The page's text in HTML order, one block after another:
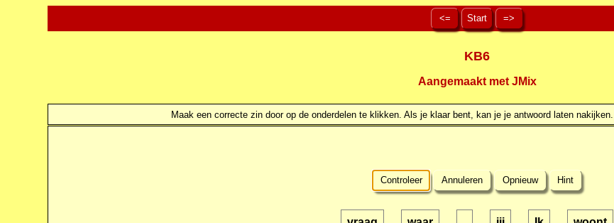
<= Start =>
KB6
Aangemaakt met JMix
Maak een correcte zin door op de onderdelen te klikken. Als je klaar bent, kan je je antwoord laten
Controleer Annuleren Opnieuw Hint